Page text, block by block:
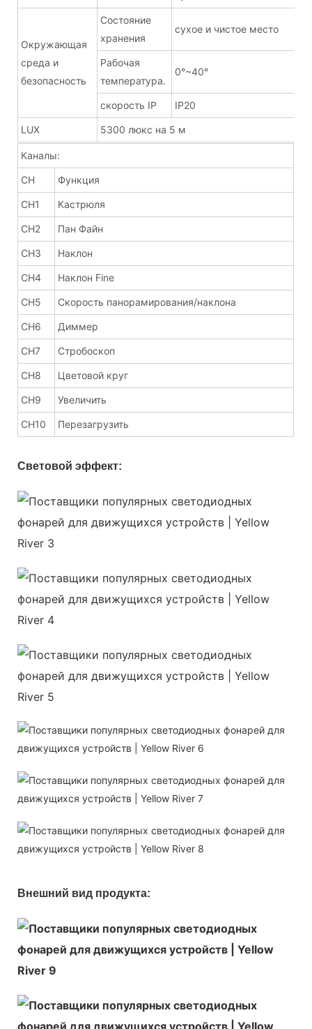
Окружающая
среда и
безопасность
Состояние
хранения
сухое и чистое место
Рабочая
температура.
0°~40°
скорость IP IP20
LUX 5300 люкс на 5 м
Каналы:
CH Функция
CH1 Кастрюля
CH2 Пан Файн
CH3 Наклон
CH4 Наклон Fine
CH5 Скорость панорамирования/наклона
CH6 Диммер
CH7 Стробоскоп
CH8 Цветовой круг
CH9 Увеличить
CH10 Перезагрузить
Световой эффект:
Внешний вид продукта: